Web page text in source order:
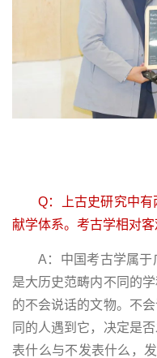
Q：上古史研究中
献学体系。考古学相对客
A：中国考古学属于
是大历史范畴内不同的
的不会说话的文物。不
同的人遇到它，决定是
表什么与不发表什么，